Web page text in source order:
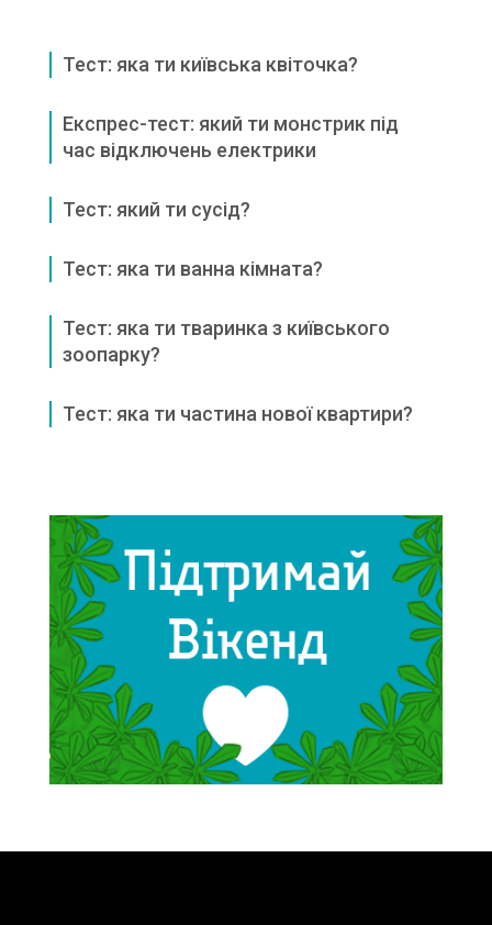
Тест: яка ти київська квіточка?
Експрес-тест: який ти монстрик під
час відключень електрики
Тест: який ти сусід?
Тест: яка ти ванна кімната?
Тест: яка ти тваринка з київського
зоопарку?
Тест: яка ти частина нової квартири?